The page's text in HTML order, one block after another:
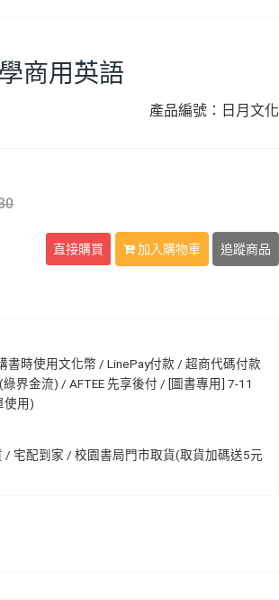
商用英語
產品編號：日月文化
直接購買 加入購物車 追蹤商品
時使用文化幣 / LinePay付款 / 超商代碼付款
界金流) / AFTEE 先享後付 / [圖書專用] 7-11
使用)
/ 宅配到家 / 校園書局門市取貨(取貨加碼送5元